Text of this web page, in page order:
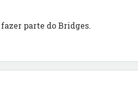
parte do Bridges.